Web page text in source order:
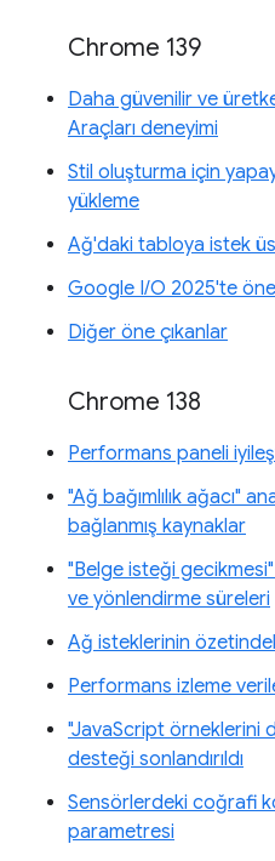
Chrome 139
Daha güvenilir ve
Araçları deneyimi
Stil oluşturma için
yükleme
Ağ'daki tabloya istek
Google I/O 2025'te
Diğer öne çıkanlar
Chrome 138
Performans paneli
"Ağ bağımlılık ağacı"
bağlanmış kaynaklar
"Belge isteği
ve yönlendirme süreleri
Ağ isteklerinin
Performans izleme
"JavaScript örneklerini
desteği sonlandırıldı
Sensörlerdeki coğrafi
parametresi